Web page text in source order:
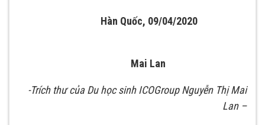
Hàn Quốc, 09/04/2020
Mai Lan
-Trích thư của Du học sinh ICOGroup Nguyễn Thị Mai
Lan –